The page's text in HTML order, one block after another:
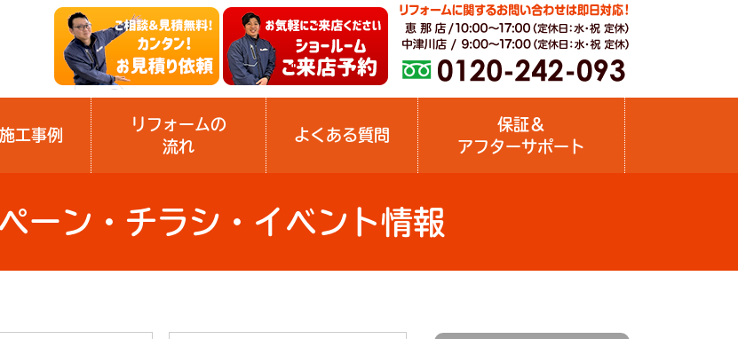
施工事例
リフォームの
流れ
よくある質問
保証＆
アフターサポート
ーン・チラシ・イベント情報